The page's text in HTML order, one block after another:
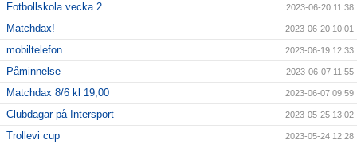
Fotbollskola vecka 2 2023-06-20 11:38
Matchdax! 2023-06-20 10:01
mobiltelefon 2023-06-19 12:33
Påminnelse 2023-06-07 11:55
Matchdax 8/6 kl 19,00 2023-06-07 09:59
Clubdagar på Intersport 2023-05-25 13:02
Trollevi cup 2023-05-24 12:28